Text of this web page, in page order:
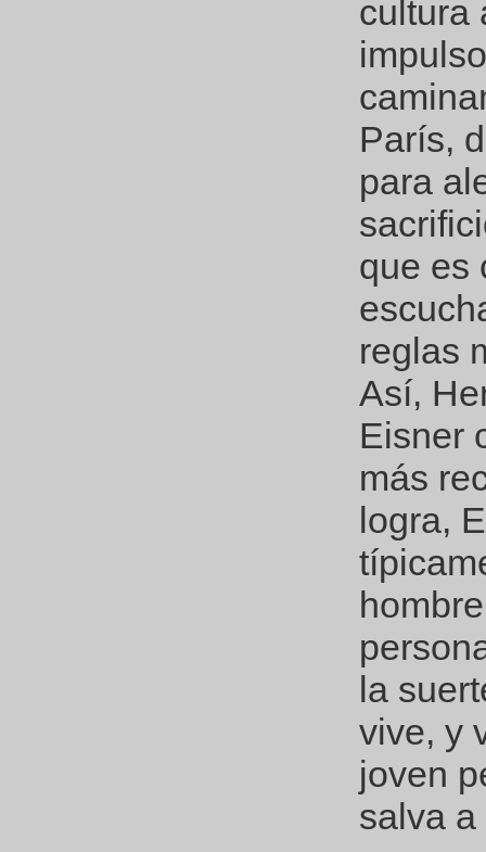
cultura
París,
para
que es
reglas
Así,
Eisner
más
logra,
la
vive, y
joven
salva